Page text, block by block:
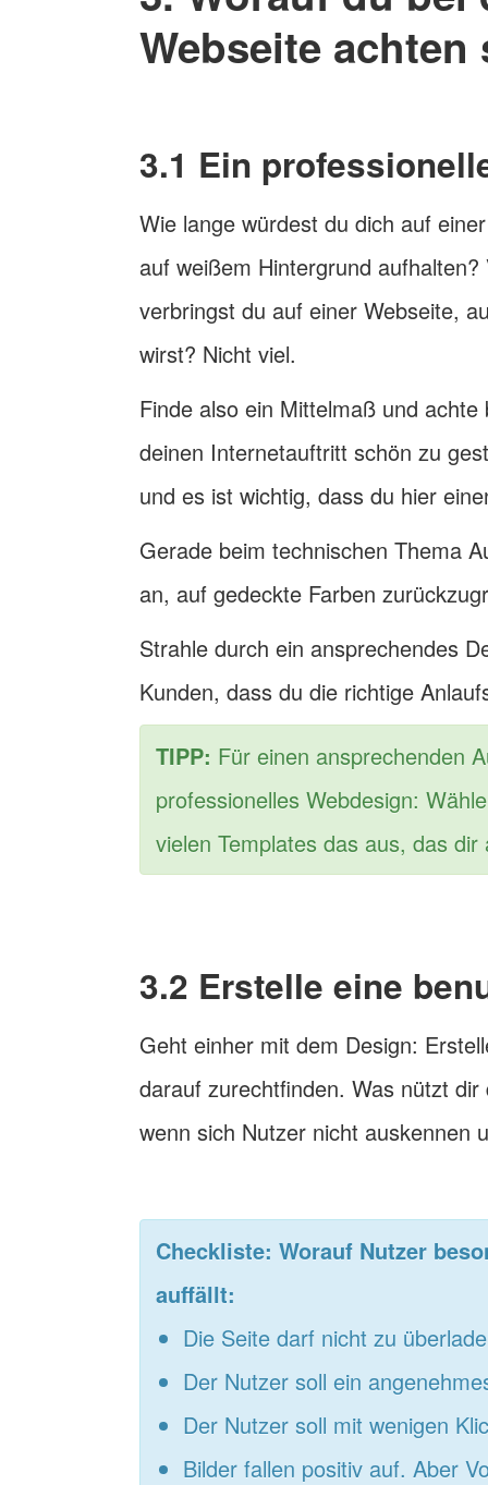
Webseite
3.1 Ein
Wie lange würdest du dich auf
auf weißem Hintergrund
verbringst du auf einer Webseite,
wirst? Nicht viel.
Finde also ein Mittelmaß und
deinen Internetauftritt schön zu
und es ist wichtig, dass du hier
Gerade beim technischen Thema
an, auf gedeckte Farben
Strahle durch ein ansprechendes
Kunden, dass du die richtige
TIPP: Für einen ansprechenden
professionelles Webdesign:
vielen Templates das aus, das
3.2 Erstelle eine
Geht einher mit dem Design:
darauf zurechtfinden. Was nützt
wenn sich Nutzer nicht auskennen
Checkliste: Worauf Nutzer
auffällt:
Die Seite darf nicht zu
Der Nutzer soll ein
Der Nutzer soll mit wenigen
Bilder fallen positiv auf. Aber